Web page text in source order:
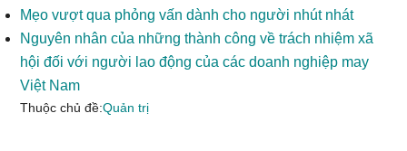
Mẹo vượt qua phỏng vấn dành cho người nhút nhát
Nguyên nhân của những thành công về trách nhiệm xã
hội đối với người lao động của các doanh nghiệp may
Việt Nam
Thuộc chủ đề:Quản trị